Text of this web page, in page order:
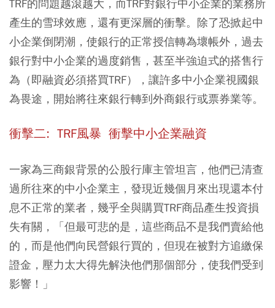
TRF的問題越滾越大，而TRF對銀行中小企業的業務所
產生的雪球效應，還有更深層的衝擊。除了恐掀起中
小企業倒閉潮，使銀行的正常授信轉為壞帳外，過去
銀行對中小企業的過度銷售，甚至半強迫式的搭售行
為（即融資必須搭買TRF），讓許多中小企業視國銀
為畏途，開始將往來銀行轉到外商銀行或票券業等。
衝擊二: TRF風暴 衝擊中小企業融資
一家為三商銀背景的公股行庫主管坦言，他們已清查
過所往來的中小企業主，發現近幾個月來出現還本付
息不正常的業者，幾乎全與購買TRF商品產生投資損
失有關，「但最可悲的是，這些商品不是我們賣給他
的，而是他們向民營銀行買的，但現在被對方追繳保
證金，壓力太大得先解決他們那個部分，使我們受到
影響！」